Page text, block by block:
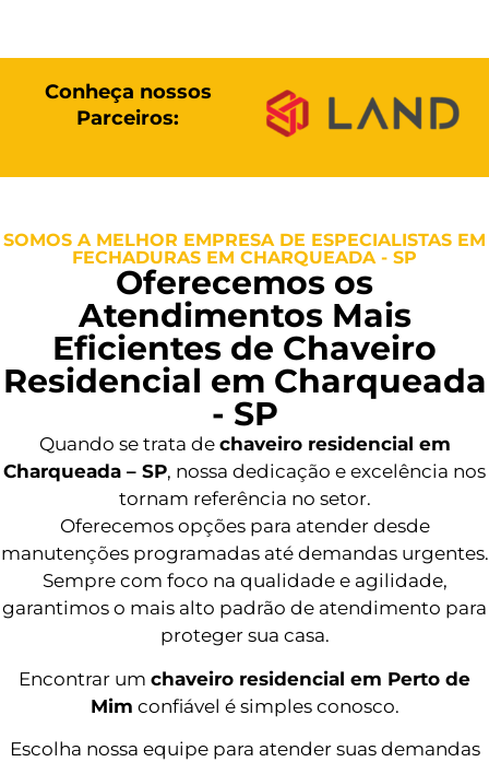
Conheça nossos
Parceiros:
SOMOS A MELHOR EMPRESA DE ESPECIALISTAS EM
FECHADURAS EM CHARQUEADA - SP
Oferecemos os
Atendimentos Mais
Eficientes de Chaveiro
Residencial em Charqueada
- SP
Quando se trata de chaveiro residencial em
Charqueada – SP, nossa dedicação e excelência nos
tornam referência no setor.
Oferecemos opções para atender desde
manutenções programadas até demandas urgentes.
Sempre com foco na qualidade e agilidade,
garantimos o mais alto padrão de atendimento para
proteger sua casa.
Encontrar um chaveiro residencial em Perto de
Mim confiável é simples conosco.
Escolha nossa equipe para atender suas demandas